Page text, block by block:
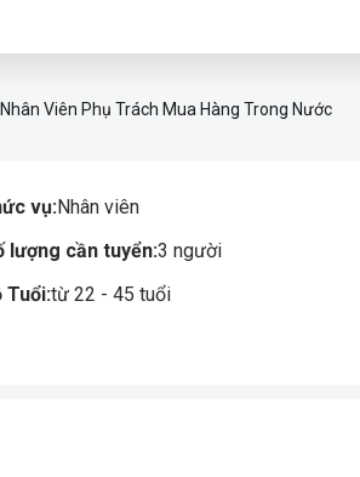
Nhân Viên Phụ Trách Mua Hàng Trong Nước
vụ:Nhân viên
lượng cần tuyển:3 người
Tuổi:từ 22 - 45 tuổi